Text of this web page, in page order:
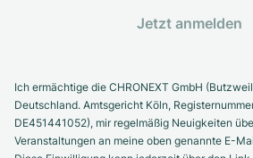
Jetzt anmelden
Ich ermächtige die CHRONEXT GmbH
Deutschland. Amtsgericht Köln,
DE451441052), mir regelmäßig Neuigkeiten
Veranstaltungen an meine oben genannte E-